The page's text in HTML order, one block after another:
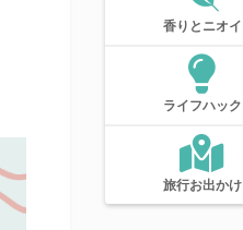
香りとニオイ
ライフハック
旅行お出かけ